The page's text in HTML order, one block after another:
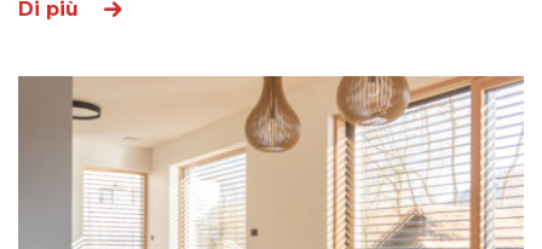
Di più